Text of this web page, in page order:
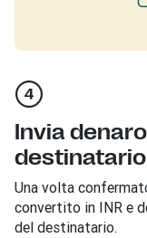
Invia
destinatario
Una volta
convertito in INR e
del destinatario.